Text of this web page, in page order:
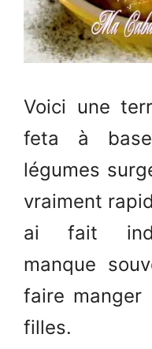
Voici une
feta à
légumes
vraiment
ai fait
manque
faire manger
filles.